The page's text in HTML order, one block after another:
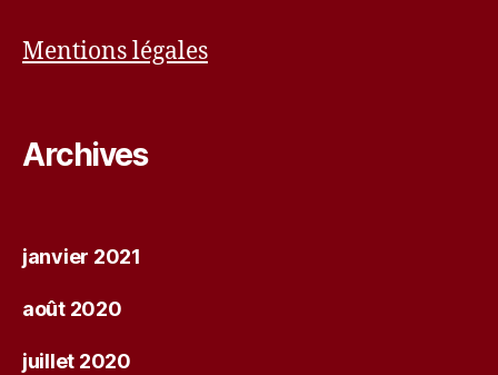
Mentions légales
Archives
janvier 2021
août 2020
juillet 2020